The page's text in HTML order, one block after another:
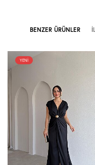
BENZER ÜRÜNLER
YENI